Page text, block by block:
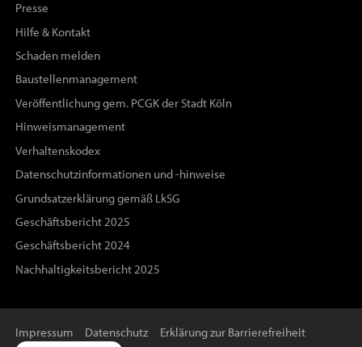
Presse
Hilfe & Kontakt
Schaden melden
Baustellenmanagement
Veröffentlichung gem. PCGK der Stadt Köln
Hinweismanagement
Verhaltenskodex
Datenschutzinformationen und -hinweise
Grundsatzerklärung gemäß LkSG
Geschäftsbericht 2025
Geschäftsbericht 2024
Nachhaltigkeitsbericht 2025
Impressum Datenschutz
Erklärung zur Barrierefreiheit